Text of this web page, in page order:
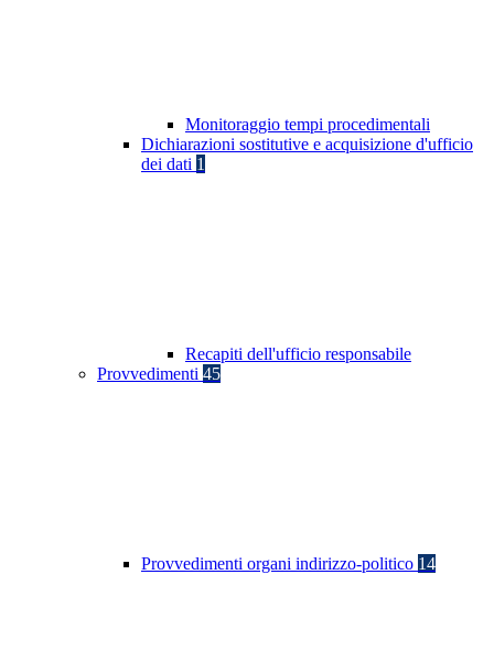
Monitoraggio tempi procedimentali
Dichiarazioni sostitutive e acquisizione d'ufficio
dei dati 1
Recapiti dell'ufficio responsabile
Provvedimenti 45
Provvedimenti organi indirizzo-politico 14